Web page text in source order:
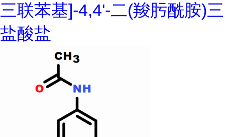
三联苯基]-4,4'-二(羧肟酰胺)三
盐酸盐